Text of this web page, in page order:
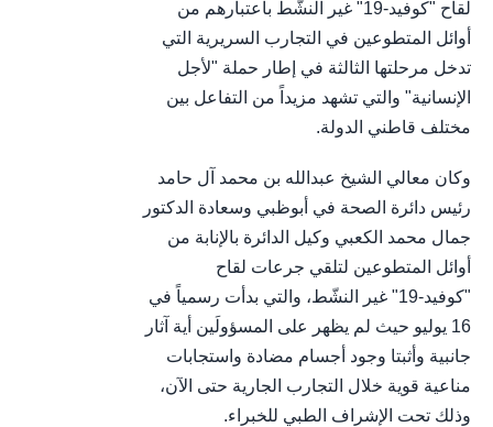
لقاح "كوفيد-19" غير النشّط باعتبارهم من
أوائل المتطوعين في التجارب السريرية التي
تدخل مرحلتها الثالثة في إطار حملة "لأجل
الإنسانية" والتي تشهد مزيداً من التفاعل بين
مختلف قاطني الدولة.
وكان معالي الشيخ عبدالله بن محمد آل حامد
رئيس دائرة الصحة في أبوظبي وسعادة الدكتور
جمال محمد الكعبي وكيل الدائرة بالإنابة من
أوائل المتطوعين لتلقي جرعات لقاح
"كوفيد-19" غير النشّط، والتي بدأت رسمياً في
16 يوليو حيث لم يظهر على المسؤولَين أية آثار
جانبية وأثبتا وجود أجسام مضادة واستجابات
مناعية قوية خلال التجارب الجارية حتى الآن،
وذلك تحت الإشراف الطبي للخبراء.